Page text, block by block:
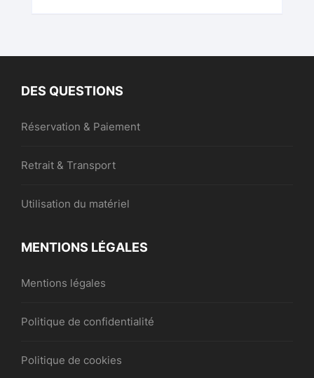
DES QUESTIONS
Réservation & Paiement
Retrait & Transport
Utilisation du matériel
MENTIONS LÉGALES
Mentions légales
Politique de confidentialité
Politique de cookies